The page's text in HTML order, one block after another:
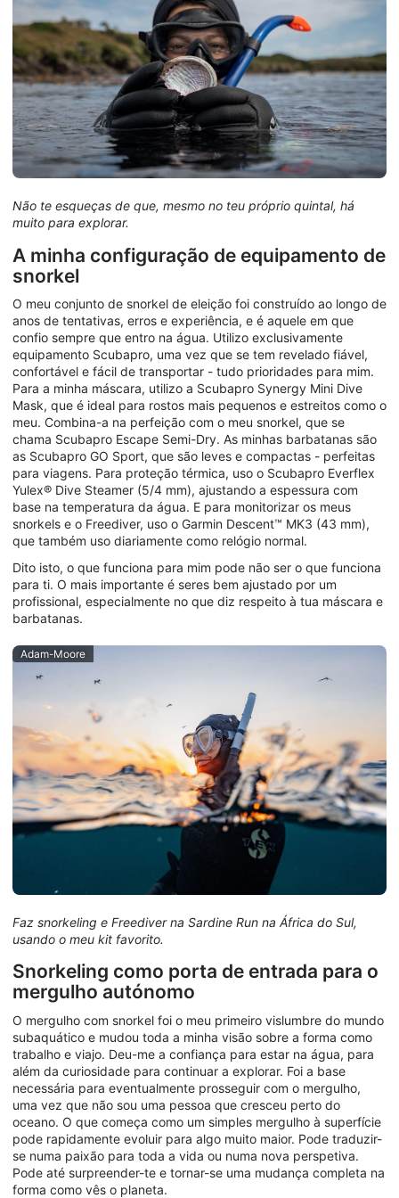
Não te esqueças de que, mesmo no teu próprio quintal, há
muito para explorar.
A minha configuração de equipamento de
snorkel
O meu conjunto de snorkel de eleição foi construído ao longo de
anos de tentativas, erros e experiência, e é aquele em que
confio sempre que entro na água. Utilizo exclusivamente
equipamento Scubapro, uma vez que se tem revelado fiável,
confortável e fácil de transportar - tudo prioridades para mim.
Para a minha máscara, utilizo a Scubapro Synergy Mini Dive
Mask, que é ideal para rostos mais pequenos e estreitos como o
meu. Combina-a na perfeição com o meu snorkel, que se
chama Scubapro Escape Semi-Dry. As minhas barbatanas são
as Scubapro GO Sport, que são leves e compactas - perfeitas
para viagens. Para proteção térmica, uso o Scubapro Everflex
Yulex® Dive Steamer (5/4 mm), ajustando a espessura com
base na temperatura da água. E para monitorizar os meus
snorkels e o Freediver, uso o Garmin Descent™ MK3 (43 mm),
que também uso diariamente como relógio normal.
Dito isto, o que funciona para mim pode não ser o que funciona
para ti. O mais importante é seres bem ajustado por um
profissional, especialmente no que diz respeito à tua máscara e
barbatanas.
Adam-Moore
Faz snorkeling e Freediver na Sardine Run na África do Sul,
usando o meu kit favorito.
Snorkeling como porta de entrada para o
mergulho autónomo
O mergulho com snorkel foi o meu primeiro vislumbre do mundo
subaquático e mudou toda a minha visão sobre a forma como
trabalho e viajo. Deu-me a confiança para estar na água, para
além da curiosidade para continuar a explorar. Foi a base
necessária para eventualmente prosseguir com o mergulho,
uma vez que não sou uma pessoa que cresceu perto do
oceano. O que começa como um simples mergulho à superfície
pode rapidamente evoluir para algo muito maior. Pode traduzir-
se numa paixão para toda a vida ou numa nova perspetiva.
Pode até surpreender-te e tornar-se uma mudança completa na
forma como vês o planeta.